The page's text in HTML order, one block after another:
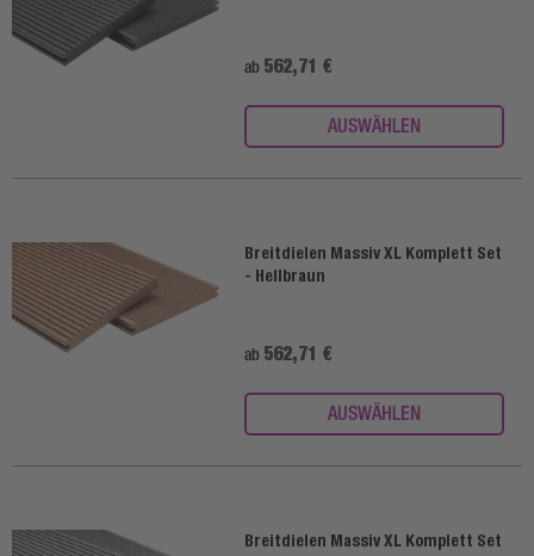
ab 562,71 €
AUSWÄHLEN
Breitdielen Massiv XL Komplett Set
- Hellbraun
ab 562,71 €
AUSWÄHLEN
Breitdielen Massiv XL Komplett Set